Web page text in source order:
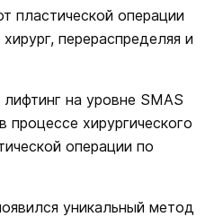
пластической операции
перераспределяя и
на уровне SMAS
хирургического
операции по
уникальный метод